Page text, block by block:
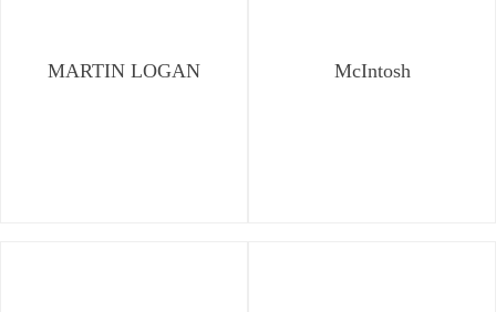
MARTIN LOGAN McIntosh